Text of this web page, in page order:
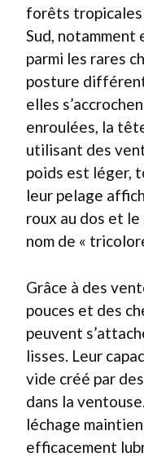
forêts tropicales
Sud, notamment
parmi les rares
posture
elles
enroulées, la
utilisant des
poids est léger,
leur pelage
roux au dos et le
nom de «
Grâce à des
pouces et des
peuvent
lisses. Leur
vide créé par
dans la
léchage
efficacement